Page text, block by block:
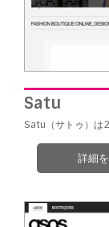
Satu
Satu（サトゥ）は
詳細